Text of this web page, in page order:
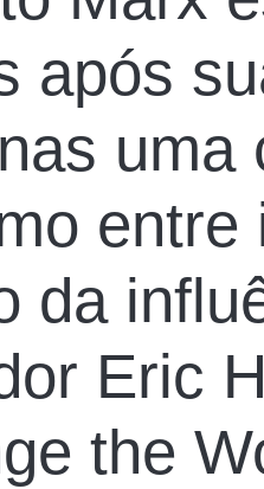
após
uma
entre
da
Eric
the